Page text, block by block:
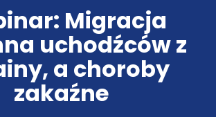
Migracja
uchodźców z
a choroby
zakaźne